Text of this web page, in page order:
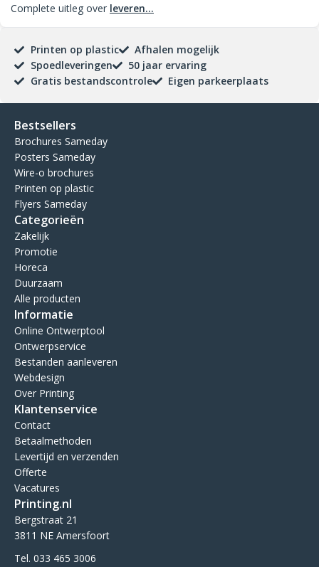
Complete uitleg over leveren...
Printen op plastic
Afhalen mogelijk
Spoedleveringen
50 jaar ervaring
Gratis bestandscontrole
Eigen parkeerplaats
Bestsellers
Brochures Sameday
Posters Sameday
Wire-o brochures
Printen op plastic
Flyers Sameday
Categorieën
Zakelijk
Promotie
Horeca
Duurzaam
Alle producten
Informatie
Online Ontwerptool
Ontwerpservice
Bestanden aanleveren
Webdesign
Over Printing
Klantenservice
Contact
Betaalmethoden
Levertijd en verzenden
Offerte
Vacatures
Printing.nl
Bergstraat 21
3811 NE Amersfoort
Tel. 033 465 3006